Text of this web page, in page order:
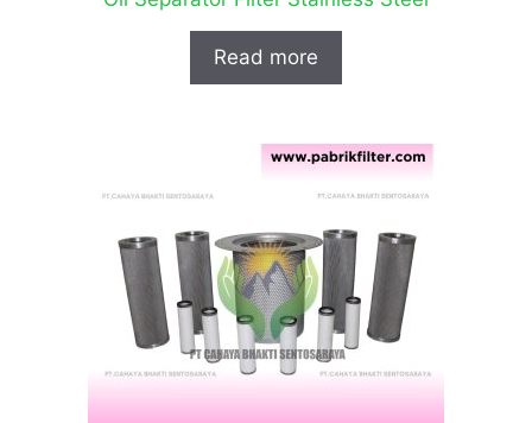
Read more